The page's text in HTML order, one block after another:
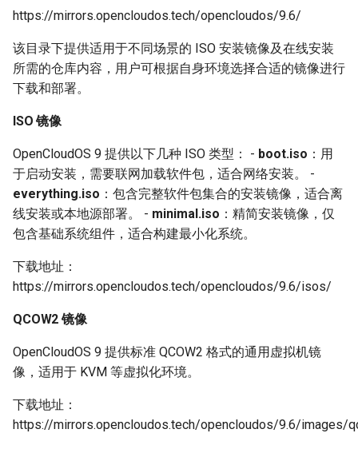
a
r
c
2.1 性能优化
2.2 安全特性
2.3 可观测性与维测增强
2.4 新硬件与驱动支持
2.5 重要 Bug 修复
3. AI 大模型生态
3.1 AI 软件栈
AI 软件栈支持概览
NVIDIA 扩展组件详情
cuSPARSELt）
3.2 AI 容器概览
基于OC AI的最佳实践
https://mirrors.opencloudos.tech/opencloudos/9.6/
该目录下提供适用于不同场景的 ISO 安装镜像及在线安装
所需的仓库内容，用户可根据自身环境选择合适的镜像进行
下载和部署。
ISO 镜像
OpenCloudOS 9 提供以下几种 ISO 类型： - boot.iso ：用
于启动安装，需要联网加载软件包，适合网络安装。 -
everything.iso ：包含完整软件包集合的安装镜像，适合离
线安装或本地源部署。 - minimal.iso ：精简安装镜像，仅
包含基础系统组件，适合构建最小化系统。
下载地址：
https://mirrors.opencloudos.tech/opencloudos/9.6/isos/
QCOW2 镜像
OpenCloudOS 9 提供标准 QCOW2 格式的通用虚拟机镜
像，适用于 KVM 等虚拟化环境。
下载地址：
https://mirrors.opencloudos.tech/opencloudos/9.6/images/